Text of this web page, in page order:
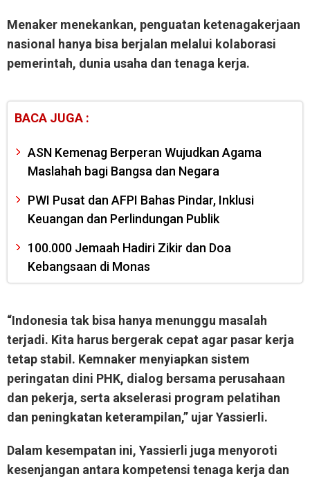
Menaker menekankan, penguatan ketenagakerjaan
nasional hanya bisa berjalan melalui kolaborasi
pemerintah, dunia usaha dan tenaga kerja.
BACA JUGA :
ASN Kemenag Berperan Wujudkan Agama
Maslahah bagi Bangsa dan Negara
PWI Pusat dan AFPI Bahas Pindar, Inklusi
Keuangan dan Perlindungan Publik
100.000 Jemaah Hadiri Zikir dan Doa
Kebangsaan di Monas
“Indonesia tak bisa hanya menunggu masalah
terjadi. Kita harus bergerak cepat agar pasar kerja
tetap stabil. Kemnaker menyiapkan sistem
peringatan dini PHK, dialog bersama perusahaan
dan pekerja, serta akselerasi program pelatihan
dan peningkatan keterampilan,” ujar Yassierli.
Dalam kesempatan ini, Yassierli juga menyoroti
kesenjangan antara kompetensi tenaga kerja dan